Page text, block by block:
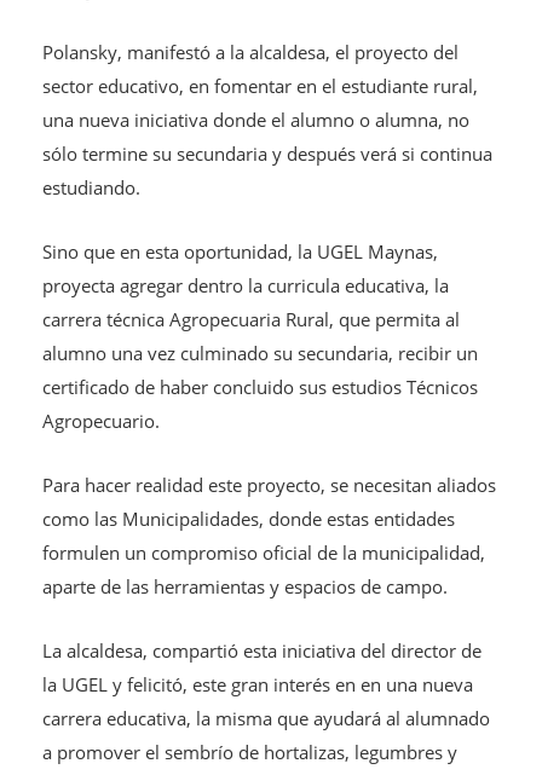
Polansky, manifestó a la alcaldesa, el proyecto del
sector educativo, en fomentar en el estudiante rural,
una nueva iniciativa donde el alumno o alumna, no
sólo termine su secundaria y después verá si continua
estudiando.
Sino que en esta oportunidad, la UGEL Maynas,
proyecta agregar dentro la curricula educativa, la
carrera técnica Agropecuaria Rural, que permita al
alumno una vez culminado su secundaria, recibir un
certificado de haber concluido sus estudios Técnicos
Agropecuario.
Para hacer realidad este proyecto, se necesitan aliados
como las Municipalidades, donde estas entidades
formulen un compromiso oficial de la municipalidad,
aparte de las herramientas y espacios de campo.
La alcaldesa, compartió esta iniciativa del director de
la UGEL y felicitó, este gran interés en en una nueva
carrera educativa, la misma que ayudará al alumnado
a promover el sembrío de hortalizas, legumbres y